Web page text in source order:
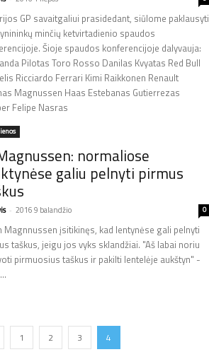
GP savaitgaliui prasidedant, siūlome paklausyti
minčių ketvirtadienio spaudos
Šioje spaudos konferencijoje dalyvauja:
Pilotas Toro Rosso Danilas Kvyatas Red Bull
Ricciardo Ferrari Kimi Raikkonen Renault
Magnussen Haas Estebanas Gutierrezas
Felipe Nasras
normaliose
galiu pelnyti pirmus
- 2016 9 balandžio 0
Magnnussen įsitikinęs, kad lentynėse gali pelnyti
taškus, jeigu jos vyks sklandžiai. "Aš labai noriu
pirmuosius taškus ir pakilti lentelėje aukštyn" -
1 2 3 4